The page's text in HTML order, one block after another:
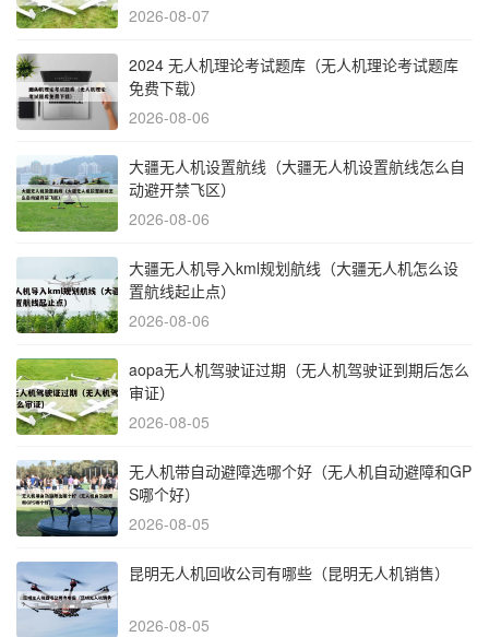
2026-08-07
2024 无人机理论考试题库（无人机理论考试题库
免费下载）
2026-08-06
大疆无人机设置航线（大疆无人机设置航线怎么自
动避开禁飞区）
2026-08-06
大疆无人机导入kml规划航线（大疆无人机怎么设
置航线起止点）
2026-08-06
aopa无人机驾驶证过期（无人机驾驶证到期后怎么
审证）
2026-08-05
无人机带自动避障选哪个好（无人机自动避障和GP
S哪个好）
2026-08-05
昆明无人机回收公司有哪些（昆明无人机销售）
2026-08-05